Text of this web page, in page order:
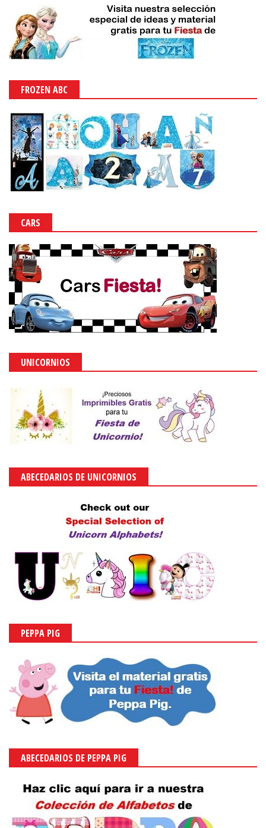
FROZEN ABC
CARS
UNICORNIOS
ABECEDARIOS DE UNICORNIOS
PEPPA PIG
ABECEDARIOS DE PEPPA PIG